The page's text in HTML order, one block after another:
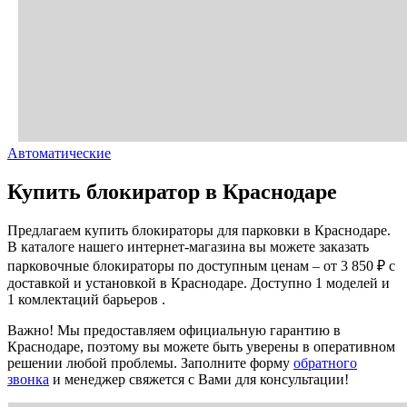
Автоматические
Купить блокиратор в Краснодаре
Предлагаем купить блокираторы для парковки в Краснодаре.
В каталоге нашего интернет-магазина вы можете заказать
парковочные блокираторы по доступным ценам – от 3 850 ₽ с
доставкой и установкой в Краснодаре. Доступно 1 моделей и
1 комлектаций барьеров .
Важно! Мы предоставляем официальную гарантию в
Краснодаре, поэтому вы можете быть уверены в оперативном
решении любой проблемы. Заполните форму обратного
звонка и менеджер свяжется с Вами для консультации!